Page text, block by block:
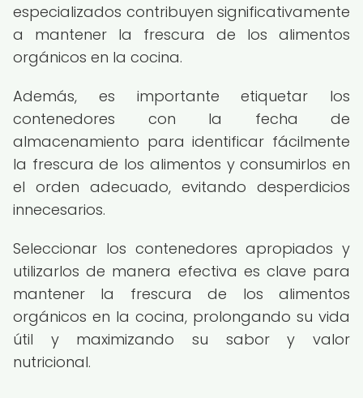
especializados contribuyen significativamente
a mantener la frescura de los alimentos
orgánicos en la cocina.
Además, es importante etiquetar los
contenedores con la fecha de
almacenamiento para identificar fácilmente
la frescura de los alimentos y consumirlos en
el orden adecuado, evitando desperdicios
innecesarios.
Seleccionar los contenedores apropiados y
utilizarlos de manera efectiva es clave para
mantener la frescura de los alimentos
orgánicos en la cocina, prolongando su vida
útil y maximizando su sabor y valor
nutricional.